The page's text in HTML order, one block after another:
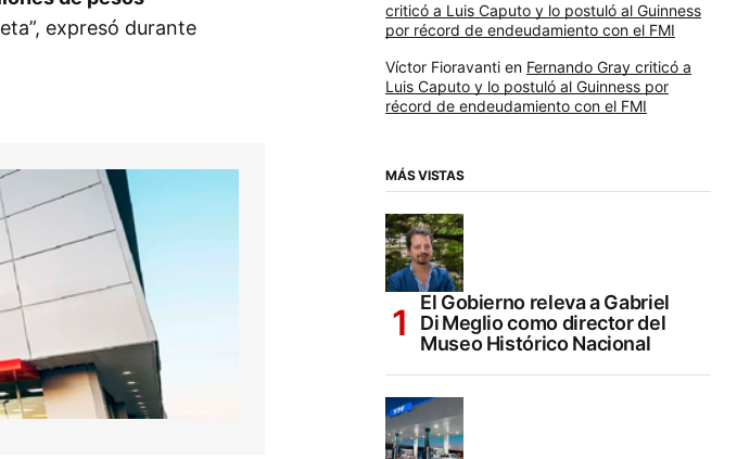
expresó durante
criticó a Luis Caputo y lo postuló al Guinness
por récord de endeudamiento con el FMI
Víctor Fioravanti en Fernando Gray criticó a
Luis Caputo y lo postuló al Guinness por
récord de endeudamiento con el FMI
MÁS VISTAS
El Gobierno releva a Gabriel
Di Meglio como director del
Museo Histórico Nacional